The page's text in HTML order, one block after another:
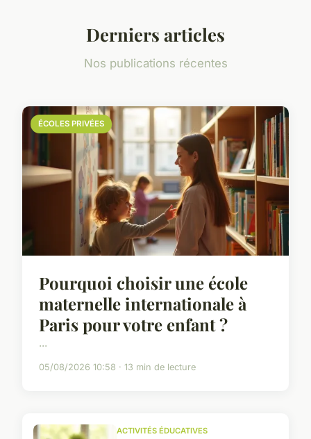
Derniers articles
Nos publications récentes
ÉCOLES PRIVÉES
Pourquoi choisir une école
maternelle internationale à
Paris pour votre enfant ?
...
05/08/2026 10:58 · 13 min de lecture
ACTIVITÉS ÉDUCATIVES